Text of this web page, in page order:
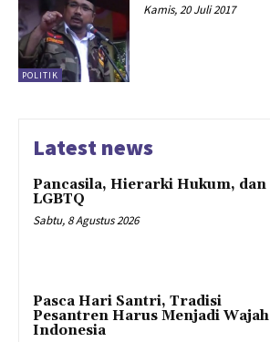
POLITIK
Kamis, 20 Juli 2017
Latest news
Pancasila, Hierarki Hukum, dan
LGBTQ
Sabtu, 8 Agustus 2026
Pasca Hari Santri, Tradisi
Pesantren Harus Menjadi Wajah
Indonesia